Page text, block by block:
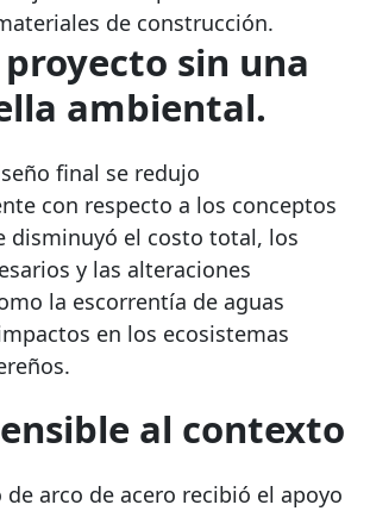
de construcción.
sin una
ambiental.
final se redujo
con respecto a los conceptos
disminuyó el costo total, los
y las alteraciones
la escorrentía de aguas
en los ecosistemas
al contexto
arco de acero recibió el apoyo